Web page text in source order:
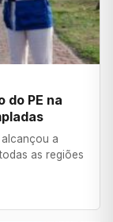
do PE na
a
as regiões